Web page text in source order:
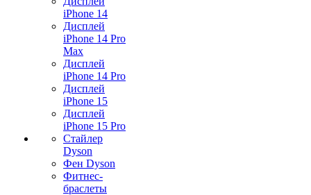
iPhone 14
Дисплей
iPhone 14 Pro
Max
Дисплей
iPhone 14 Pro
Дисплей
iPhone 15
Дисплей
iPhone 15 Pro
Стайлер
Dyson
Фен Dyson
Фитнес-
браслеты